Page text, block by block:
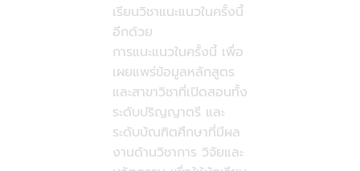
เรียนวิชาแนะแนวในครั้งนี้
อีกด้วย
การแนะแนวในครั้งนี้ เพื่อ
เผยแพร่ข้อมูลหลักสูตร
และสาขาวิชาที่เปิดสอนทั้ง
ระดับปริญญาตรี และ
ระดับบัณฑิตศึกษาที่มีผล
งานด้านวิชาการ วิจัยและ